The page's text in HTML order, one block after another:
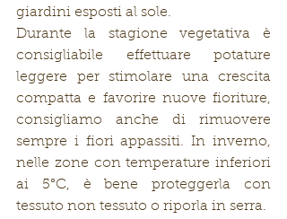
giardini esposti al sole.
Durante la stagione vegetativa è
consigliabile effettuare potature
leggere per stimolare una crescita
compatta e favorire nuove fioriture,
consigliamo anche di rimuovere
sempre i fiori appassiti. In inverno,
nelle zone con temperature inferiori
ai 5°C, è bene proteggerla con
tessuto non tessuto o riporla in serra.